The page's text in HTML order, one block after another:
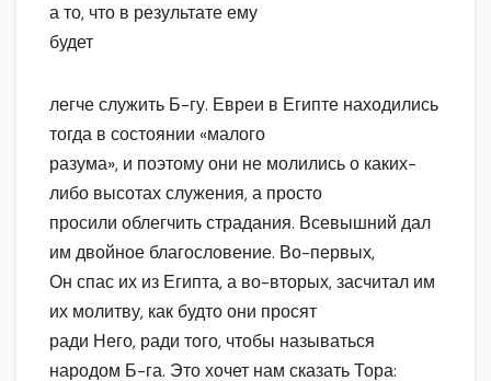
а то, что в результате ему
будет
легче служить Б-гу. Евреи в Египте находились
тогда в состоянии «малого
разума», и поэтому они не молились о каких-
либо высотах служения, а просто
просили облегчить страдания. Всевышний дал
им двойное благословение. Во-первых,
Он спас их из Египта, а во-вторых, засчитал им
их молитву, как будто они просят
ради Него, ради того, чтобы называться
народом Б-га. Это хочет нам сказать Тора: